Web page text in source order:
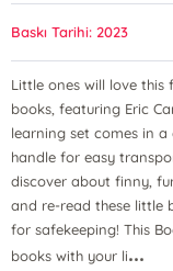
Baskı Tarihi: 2023
Little ones will love
books, featuring Eric
learning set comes in
handle for easy
discover about finny,
and re-read these little
for safekeeping! This
books with your li...